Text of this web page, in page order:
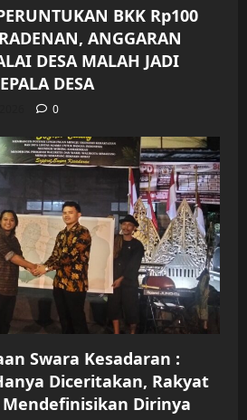
BKK Rp100
ANGGARAN
DESA MALAH JADI
DESA
0
Swara Kesadaran :
Diceritakan, Rakyat
Dirinya